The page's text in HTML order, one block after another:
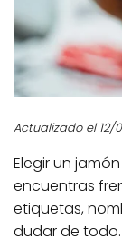
Actualizado el 12/
Elegir un
encuentras
etiquetas,
dudar de todo.